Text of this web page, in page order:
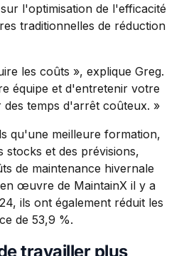
l'optimisation de l'efficacité
traditionnelles de réduction
les coûts », explique Greg.
équipe et d'entretenir votre
temps d'arrêt coûteux. »
qu'une meilleure formation,
stocks et des prévisions,
de maintenance hivernale
œuvre de MaintainX il y a
ils ont également réduit les
de 53,9 %.
travailler plus